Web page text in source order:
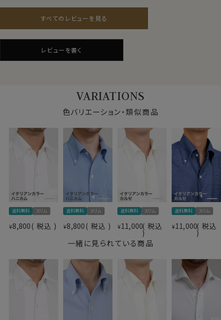
よく見るとワイシャツ仕様のニットシャツ。
見た目はワイシャツの定番織柄である「ヘリンボーン」を
再現しながら、ニット素材ならではのしなやかさと着心地
の良さを備えています。
きちんと感と快適性を両立した、日常使いしやすい一着
＊クールマックス®（COOLMAX®）は The LYCRA
Company の商標です。
●ノーアイロンで、お手入れ楽
素材として形態安定性が抜群です。
洗濯終了後は、すぐに洗濯機から取り出してしわを伸ば
し、ハンガーにかけて干すだけ。
たたんでも折りじわがつきづらく、しわになりにくいため、
出張や旅行にもおすすめです。
ご家庭洗濯推奨（※必ず洗濯ネットを使用ください）
クリーニングはお控えください（洗濯コースによっては、
伸縮する場合があります）
ポリエステル41％
COOLMAX®ファブリック）
素材名
ニット（36Gヘリンボーン）
衿型
イタリアンカラー（ワンピースカラー）
ボタンダウン
キーパー
バックダーツ入り細身
ポケット ポケットあり
柄
織柄無地
カフス
ラウンドカット
アジャスタブル
後4.2cm
サイズJ
S-37・M-39・L-41・LL-43・3L-45・4L-47cm
トールサイズ M-88・L-90・LL-90cm
スタイル スリムフィット 細身
すべてのレビューを見る
レビューを書く
VARIATIONS
色バリエーション・類似商品
送料無料 スリム
¥8,800 税込
送料無料 スリム
¥8,800 税込
送料無料 スリム
¥11,000 税込
送料無料 スリム
¥11,000 税込
一緒に見られている商品